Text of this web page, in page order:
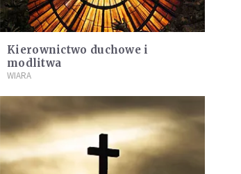
Kierownictwo duchowe i
modlitwa
WIARA